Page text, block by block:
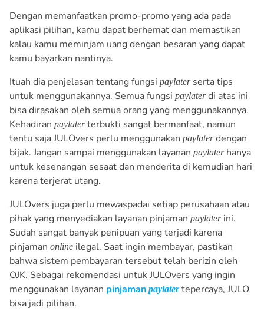
Dengan memanfaatkan promo-promo yang ada pada
aplikasi pilihan, kamu dapat berhemat dan memastikan
kalau kamu meminjam uang dengan besaran yang dapat
kamu bayarkan nantinya.
Ituah dia penjelasan tentang fungsi paylaterserta tips
untuk menggunakannya. Semua fungsi paylaterdi atas ini
bisa dirasakan oleh semua orang yang menggunakannya.
Kehadiran paylaterterbukti sangat bermanfaat, namun
tentu saja JULOvers perlu menggunakan paylaterdengan
bijak. Jangan sampai menggunakan layanan paylater hanya
untuk kesenangan sesaat dan menderita di kemudian hari
karena terjerat utang.
JULOvers juga perlu mewaspadai setiap perusahaan atau
pihak yang menyediakan layanan pinjaman paylater ini.
Sudah sangat banyak penipuan yang terjadi karena
pinjaman online ilegal. Saat ingin membayar, pastikan
bahwa sistem pembayaran tersebut telah berizin oleh
OJK. Sebagai rekomendasi untuk JULOvers yang ingin
menggunakan layanan pinjaman paylater tepercaya, JULO
bisa jadi pilihan.